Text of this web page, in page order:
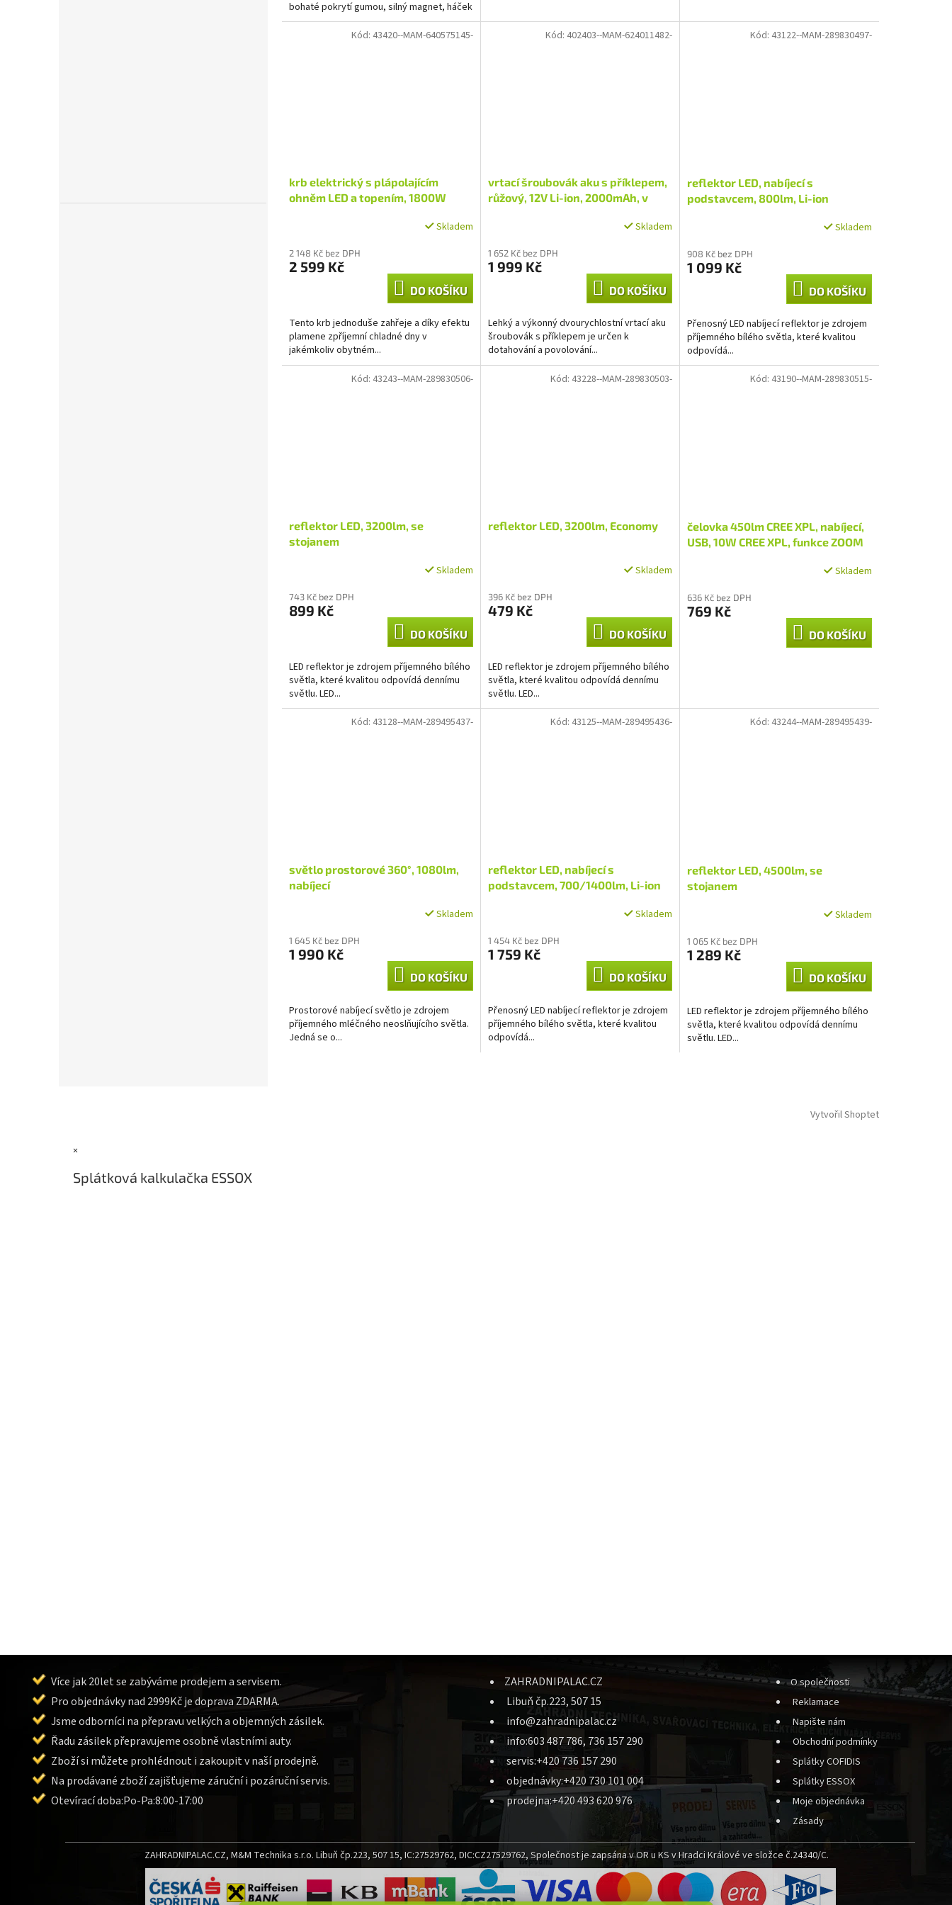
bohaté pokrytí gumou, silný magnet, háček
na zavěšení
krb elektrický s plápolajícím
ohněm LED a topením, 1800W
Skladem
2 148 Kč bez DPH
2 599 Kč
DO KOŠÍKU
Tento krb jednoduše zahřeje a díky efektu
plamene zpříjemní chladné dny v
jakémkoliv obytném...
Kód: 43420--MAM-640575145-
vrtací šroubovák aku s příklepem,
růžový, 12V Li-ion, 2000mAh, v
Skladem
1 652 Kč bez DPH
1 999 Kč
DO KOŠÍKU
Lehký a výkonný dvourychlostní vrtací aku
šroubovák s příklepem je určen k
dotahování a povolování...
Kód: 402403--MAM-624011482-
reflektor LED, nabíjecí s
podstavcem, 800lm, Li-ion
Skladem
908 Kč bez DPH
1 099 Kč
DO KOŠÍKU
Přenosný LED nabíjecí reflektor je zdrojem
příjemného bílého světla, které kvalitou
odpovídá...
Kód: 43122--MAM-289830497-
reflektor LED, 3200lm, se
stojanem
Skladem
743 Kč bez DPH
899 Kč
DO KOŠÍKU
LED reflektor je zdrojem příjemného bílého
světla, které kvalitou odpovídá dennímu
světlu. LED...
Kód: 43243--MAM-289830506-
reflektor LED, 3200lm, Economy
Skladem
396 Kč bez DPH
479 Kč
DO KOŠÍKU
LED reflektor je zdrojem příjemného bílého
světla, které kvalitou odpovídá dennímu
světlu. LED...
Kód: 43228--MAM-289830503-
čelovka 450lm CREE XPL, nabíjecí,
USB, 10W CREE XPL, funkce ZOOM
Skladem
636 Kč bez DPH
769 Kč
DO KOŠÍKU
Kód: 43190--MAM-289830515-
světlo prostorové 360°, 1080lm,
nabíjecí
Skladem
1 645 Kč bez DPH
1 990 Kč
DO KOŠÍKU
Prostorové nabíjecí světlo je zdrojem
příjemného mléčného neoslňujícího světla.
Jedná se o...
Kód: 43128--MAM-289495437-
reflektor LED, nabíjecí s
podstavcem, 700/1400lm, Li-ion
Skladem
1 454 Kč bez DPH
1 759 Kč
DO KOŠÍKU
Přenosný LED nabíjecí reflektor je zdrojem
příjemného bílého světla, které kvalitou
odpovídá...
Kód: 43125--MAM-289495436-
reflektor LED, 4500lm, se
stojanem
Skladem
1 065 Kč bez DPH
1 289 Kč
DO KOŠÍKU
LED reflektor je zdrojem příjemného bílého
světla, které kvalitou odpovídá dennímu
světlu. LED...
Kód: 43244--MAM-289495439-
Vytvořil Shoptet
×
Splátková kalkulačka ESSOX
Více jak 20let se zabýváme prodejem a servisem.
Pro objednávky nad 2999Kč je doprava ZDARMA.
Jsme odborníci na přepravu velkých a objemných zásilek.
Řadu zásilek přepravujeme osobně vlastními auty.
Zboží si můžete prohlédnout i zakoupit v naší prodejně.
Na prodávané zboží zajišťujeme záruční i pozáruční servis.
Otevírací doba:Po-Pa:8:00-17:00
ZAHRADNIPALAC.CZ
Libuň čp.223, 507 15
info@zahradnipalac.cz
info:603 487 786, 736 157 290
servis:+420 736 157 290
objednávky:+420 730 101 004
prodejna:+420 493 620 976
O společnosti
Reklamace
Napište nám
Obchodní podmínky
Splátky COFIDIS
Splátky ESSOX
Moje objednávka
Zásady
ZAHRADNIPALAC.CZ, M&M Technika s.r.o. Libuň čp.223, 507 15, IC:27529762, DIC:CZ27529762, Společnost je zapsána v OR u KS v Hradci Králové ve složce č.24340/C.